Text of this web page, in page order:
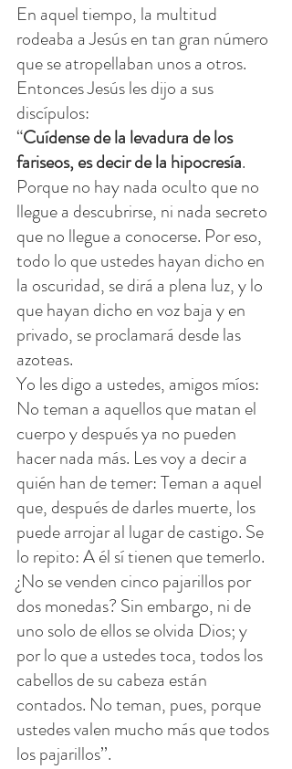
En aquel tiempo, la multitud
rodeaba a Jesús en tan gran número
que se atropellaban unos a otros.
Entonces Jesús les dijo a sus
discípulos:
“Cuídense de la levadura de los
fariseos, es decir de la hipocresía.
Porque no hay nada oculto que no
llegue a descubrirse, ni nada secreto
que no llegue a conocerse. Por eso,
todo lo que ustedes hayan dicho en
la oscuridad, se dirá a plena luz, y lo
que hayan dicho en voz baja y en
privado, se proclamará desde las
azoteas.
Yo les digo a ustedes, amigos míos:
No teman a aquellos que matan el
cuerpo y después ya no pueden
hacer nada más. Les voy a decir a
quién han de temer: Teman a aquel
que, después de darles muerte, los
puede arrojar al lugar de castigo. Se
lo repito: A él sí tienen que temerlo.
¿No se venden cinco pajarillos por
dos monedas? Sin embargo, ni de
uno solo de ellos se olvida Dios; y
por lo que a ustedes toca, todos los
cabellos de su cabeza están
contados. No teman, pues, porque
ustedes valen mucho más que todos
los pajarillos’’.